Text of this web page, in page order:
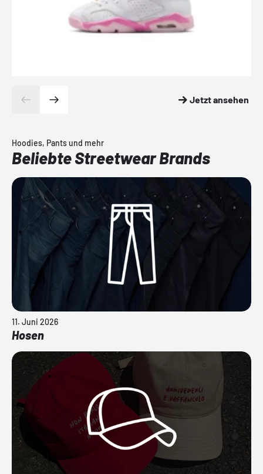
Jetzt ansehen
Hoodies, Pants und mehr
Beliebte Streetwear Brands
11. Juni 2026
Hosen